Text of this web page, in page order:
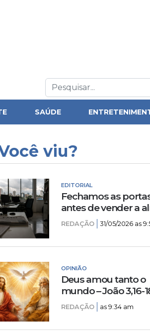
SAÚDE
viu?
EDITORIAL
Fechamos as
antes de vender a
REDAÇÃO 31/05/2026 as
OPINIÃO
Deus amou tanto o
mundo – João 3,16-
REDAÇÃO as 9:34 am